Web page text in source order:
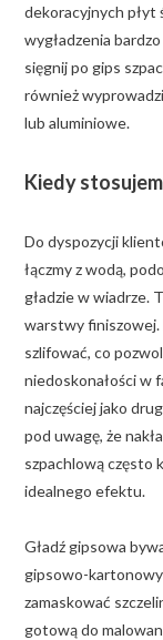
dekoracyjnych płyt
wygładzenia
sięgnij po gips
również
lub aluminiowe.
Kiedy
Do dyspozycji
łączmy z wodą,
gładzie w wiadrze.
warstwy finiszowej.
szlifować, co
niedoskonałości w
najczęściej jako
pod uwagę, że
szpachlową często
idealnego efektu.
Gładź gipsowa
gipsowo-
zamaskować
gotową do